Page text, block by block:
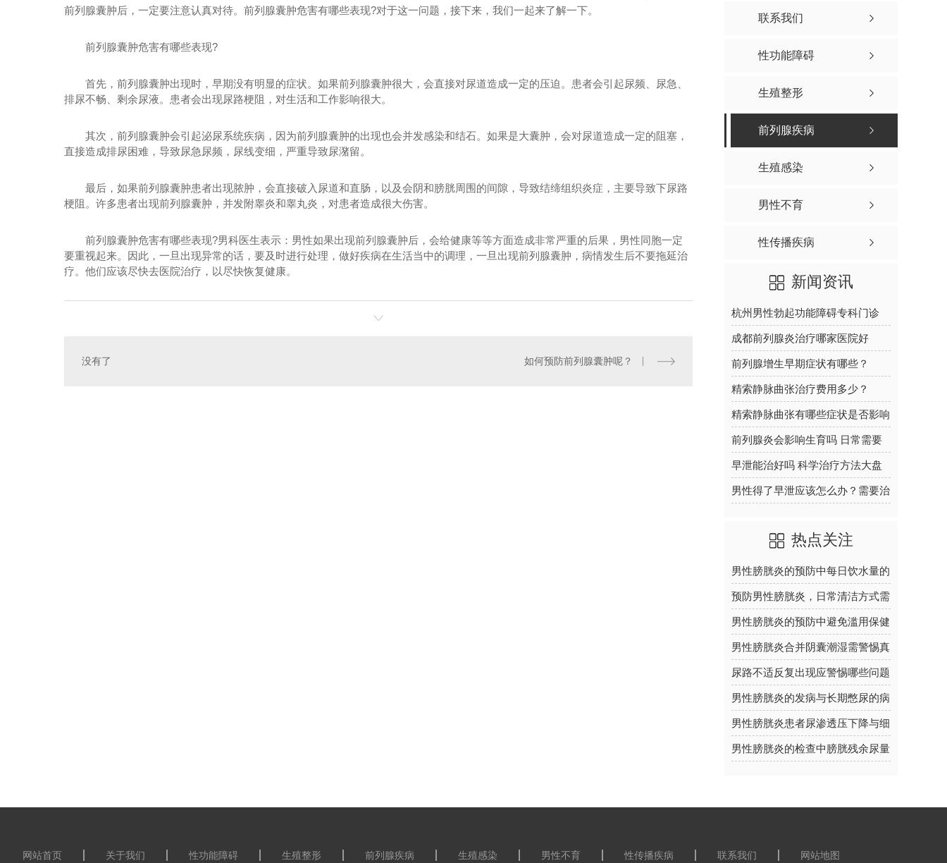
前列腺囊肿后，一定要注意认真对待。前列腺囊肿危害有哪些表现?对于这一问题，接下来，我们一起来了解一下。
前列腺囊肿危害有哪些表现?
首先，前列腺囊肿出现时，早期没有明显的症状。如果前列腺囊肿很大，会直接对尿道造成一定的压迫。患者会引起尿频、尿急、
排尿不畅、剩余尿液。患者会出现尿路梗阻，对生活和工作影响很大。
其次，前列腺囊肿会引起泌尿系统疾病，因为前列腺囊肿的出现也会并发感染和结石。如果是大囊肿，会对尿道造成一定的阻塞，
直接造成排尿困难，导致尿急尿频，尿线变细，严重导致尿潴留。
最后，如果前列腺囊肿患者出现脓肿，会直接破入尿道和直肠，以及会阴和膀胱周围的间隙，导致结缔组织炎症，主要导致下尿路
梗阻。许多患者出现前列腺囊肿，并发附睾炎和睾丸炎，对患者造成很大伤害。
前列腺囊肿危害有哪些表现?男科医生表示：男性如果出现前列腺囊肿后，会给健康等等方面造成非常严重的后果，男性同胞一定
要重视起来。因此，一旦出现异常的话，要及时进行处理，做好疾病在生活当中的调理，一旦出现前列腺囊肿，病情发生后不要拖延治
疗。他们应该尽快去医院治疗，以尽快恢复健康。
没有了 如何预防前列腺囊肿呢？
联系我们
性功能障碍
生殖整形
前列腺疾病
生殖感染
男性不育
性传播疾病
新闻资讯
杭州男性勃起功能障碍专科门诊
2026年男科诊疗费用及医院推荐
成都前列腺炎治疗哪家医院好
2026年男性泌尿专科就诊攻略
前列腺增生早期症状有哪些？
2026年科学防治与调理方法
精索静脉曲张治疗费用多少？
2026年男科诊疗方案与术后恢复
指南
精索静脉曲张有哪些症状是否影响
生育能力及如何治疗
前列腺炎会影响生育吗 日常需要
做哪些检查
早泄能治好吗 科学治疗方法大盘
点
男性得了早泄应该怎么办？需要治
热点关注
男性膀胱炎的预防中每日饮水量的
中医个体建议
预防男性膀胱炎，日常清洁方式需
要注意哪些细节？卫生指南
男性膀胱炎的预防中避免滥用保健
品的具体建议
男性膀胱炎合并阴囊潮湿需警惕真
菌混合感染信号
尿路不适反复出现应警惕哪些问题
男性膀胱炎的发病与长期憋尿的病
理机制分析
男性膀胱炎患者尿渗透压下降与细
菌毒力因子关系
男性膀胱炎的检查中膀胱残余尿量
网站首页 关于我们 性功能障碍 生殖整形 前列腺疾病 生殖感染 男性不育 性传播疾病 联系我们 网站地图